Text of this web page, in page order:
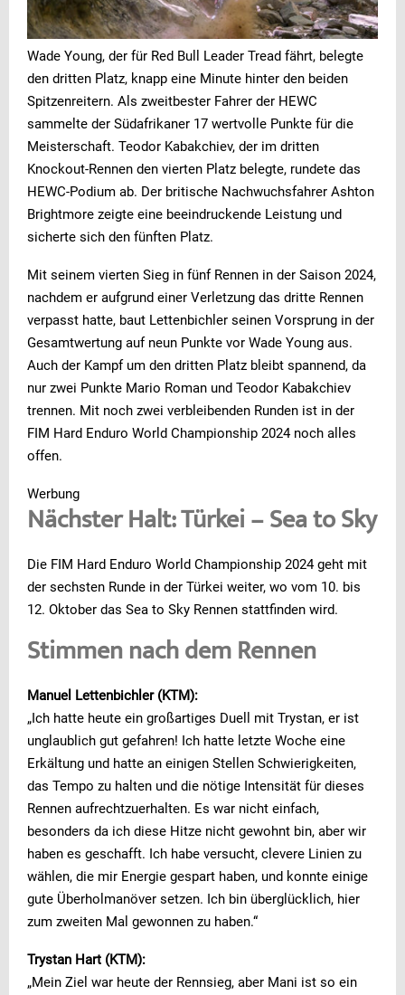
Wade Young, der für Red Bull Leader Tread fährt, belegte
den dritten Platz, knapp eine Minute hinter den beiden
Spitzenreitern. Als zweitbester Fahrer der HEWC
sammelte der Südafrikaner 17 wertvolle Punkte für die
Meisterschaft. Teodor Kabakchiev, der im dritten
Knockout-Rennen den vierten Platz belegte, rundete das
HEWC-Podium ab. Der britische Nachwuchsfahrer Ashton
Brightmore zeigte eine beeindruckende Leistung und
sicherte sich den fünften Platz.
Mit seinem vierten Sieg in fünf Rennen in der Saison 2024,
nachdem er aufgrund einer Verletzung das dritte Rennen
verpasst hatte, baut Lettenbichler seinen Vorsprung in der
Gesamtwertung auf neun Punkte vor Wade Young aus.
Auch der Kampf um den dritten Platz bleibt spannend, da
nur zwei Punkte Mario Roman und Teodor Kabakchiev
trennen. Mit noch zwei verbleibenden Runden ist in der
FIM Hard Enduro World Championship 2024 noch alles
offen.
Werbung
Nächster Halt: Türkei – Sea to Sky
Die FIM Hard Enduro World Championship 2024 geht mit
der sechsten Runde in der Türkei weiter, wo vom 10. bis
12. Oktober das Sea to Sky Rennen stattfinden wird.
Stimmen nach dem Rennen
Manuel Lettenbichler (KTM):
„Ich hatte heute ein großartiges Duell mit Trystan, er ist
unglaublich gut gefahren! Ich hatte letzte Woche eine
Erkältung und hatte an einigen Stellen Schwierigkeiten,
das Tempo zu halten und die nötige Intensität für dieses
Rennen aufrechtzuerhalten. Es war nicht einfach,
besonders da ich diese Hitze nicht gewohnt bin, aber wir
haben es geschafft. Ich habe versucht, clevere Linien zu
wählen, die mir Energie gespart haben, und konnte einige
gute Überholmanöver setzen. Ich bin überglücklich, hier
zum zweiten Mal gewonnen zu haben.“
Trystan Hart (KTM):
„Mein Ziel war heute der Rennsieg, aber Mani ist so ein